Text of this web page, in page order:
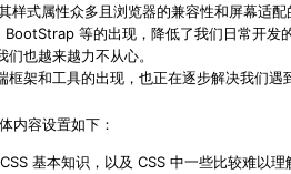
样式属性众多且浏览器的兼容性和屏幕适
等的出现，降低了我们日常开发
也越来越力不从心。
框架和工具的出现，也正在逐步解决我们遇
内容设置如下：
基本知识，以及 CSS 中一些比较难以理